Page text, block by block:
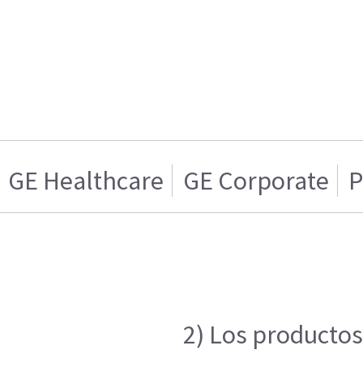
GE Healthcare GE Corporate
2) Los